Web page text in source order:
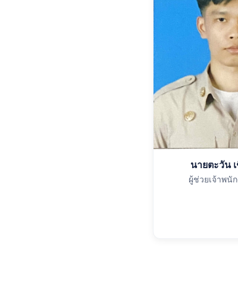
นายตะวัน
ผู้ช่วยเจ้าพนั